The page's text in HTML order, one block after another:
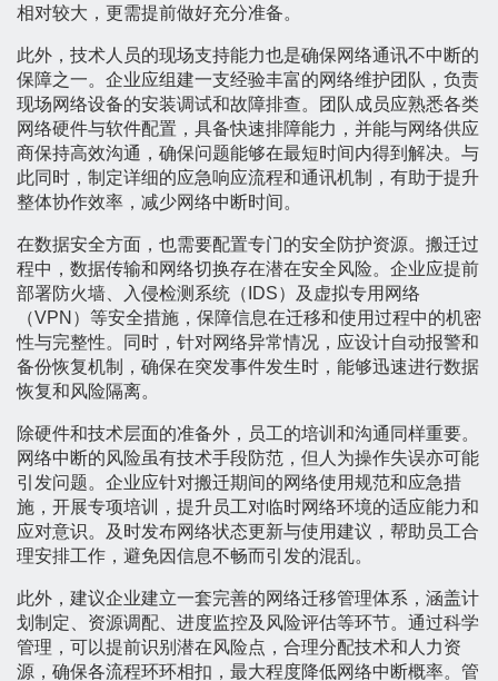
相对较大，更需提前做好充分准备。
此外，技术人员的现场支持能力也是确保网络通讯不中断的
保障之一。企业应组建一支经验丰富的网络维护团队，负责
现场网络设备的安装调试和故障排查。团队成员应熟悉各类
网络硬件与软件配置，具备快速排障能力，并能与网络供应
商保持高效沟通，确保问题能够在最短时间内得到解决。与
此同时，制定详细的应急响应流程和通讯机制，有助于提升
整体协作效率，减少网络中断时间。
在数据安全方面，也需要配置专门的安全防护资源。搬迁过
程中，数据传输和网络切换存在潜在安全风险。企业应提前
部署防火墙、入侵检测系统（IDS）及虚拟专用网络
（VPN）等安全措施，保障信息在迁移和使用过程中的机密
性与完整性。同时，针对网络异常情况，应设计自动报警和
备份恢复机制，确保在突发事件发生时，能够迅速进行数据
恢复和风险隔离。
除硬件和技术层面的准备外，员工的培训和沟通同样重要。
网络中断的风险虽有技术手段防范，但人为操作失误亦可能
引发问题。企业应针对搬迁期间的网络使用规范和应急措
施，开展专项培训，提升员工对临时网络环境的适应能力和
应对意识。及时发布网络状态更新与使用建议，帮助员工合
理安排工作，避免因信息不畅而引发的混乱。
此外，建议企业建立一套完善的网络迁移管理体系，涵盖计
划制定、资源调配、进度监控及风险评估等环节。通过科学
管理，可以提前识别潜在风险点，合理分配技术和人力资
源，确保各流程环环相扣，最大程度降低网络中断概率。管